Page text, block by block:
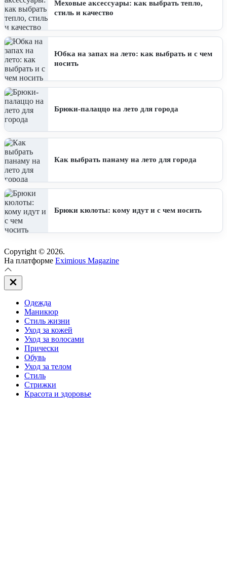
Меховые аксессуары: как выбрать тепло,
стиль и качество
Юбка на запах на лето: как выбрать и с чем
носить
Брюки-палаццо на лето для города
Как выбрать панаму на лето для города
Брюки кюлоты: кому идут и с чем носить
Copyright © 2026.
На платформе Eximious Magazine
Закрыть
вне
Одежда
Маникюр
Стиль жизни
Уход за кожей
Уход за волосами
Прически
Обувь
Уход за телом
Стиль
Стрижки
Красота и здоровье